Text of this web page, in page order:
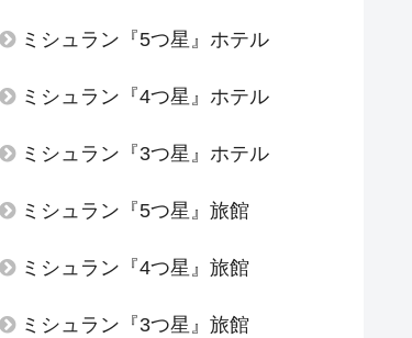
ミシュラン『5つ星』ホテル
ミシュラン『4つ星』ホテル
ミシュラン『3つ星』ホテル
ミシュラン『5つ星』旅館
ミシュラン『4つ星』旅館
ミシュラン『3つ星』旅館